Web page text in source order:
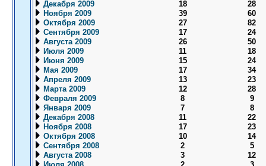
Декабря 2009
18
28
Ноября 2009
39
60
Октября 2009
27
82
Сентября 2009
17
24
Августа 2009
26
50
Июля 2009
11
18
Июня 2009
15
24
Мая 2009
17
34
Апреля 2009
13
23
Марта 2009
12
28
Февраля 2009
8
9
Января 2009
7
8
Декабря 2008
11
22
Ноября 2008
17
23
Октября 2008
10
14
Сентября 2008
2
5
Августа 2008
3
12